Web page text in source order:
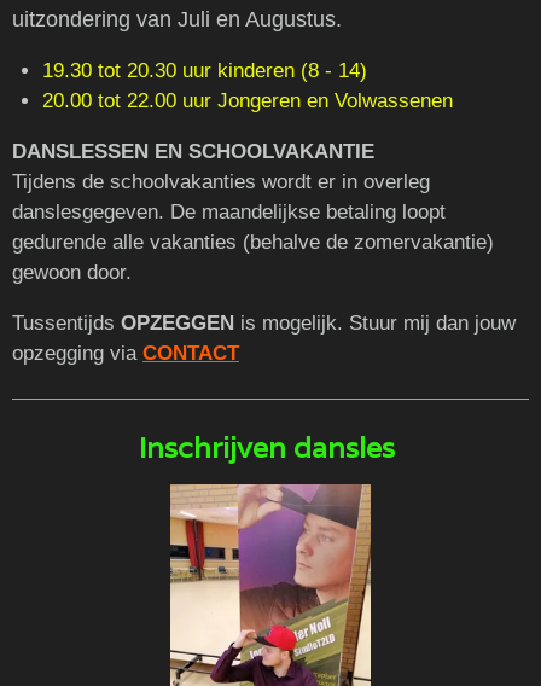
uitzondering van Juli en Augustus.
19.30 tot 20.30 uur kinderen (8 - 14)
20.00 tot 22.00 uur Jongeren en Volwassenen
DANSLESSEN EN SCHOOLVAKANTIE
Tijdens de schoolvakanties wordt er in overleg
danslesgegeven. De maandelijkse betaling loopt
gedurende alle vakanties (behalve de zomervakantie)
gewoon door.
Tussentijds OPZEGGEN is mogelijk. Stuur mij dan jouw
opzegging via CONTACT
Inschrijven dansles